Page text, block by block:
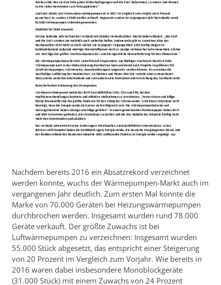
Nachdem bereits 2016 ein Absatzrekord verzeichnet
werden konnte, wuchs der Wärmepumpen-Markt auch im
vergangenen Jahr deutlich. Zum ersten Mal konnte die
Marke von 70.000 Geräten bei Heizungswärmepumpen
durchbrochen werden. Insgesamt wurden rund 78.000
Geräte verkauft. Der größte Zuwachs ist bei
Luftwärmepumpen zu verzeichnen: Insgesamt wurden
55.000 Stück abgesetzt, das entspricht einer Steigerung
von 20 Prozent im Vergleich zum Vorjahr. Wie bereits in
2016 waren dabei insbesondere Monoblockgeräte
(31.000 Stück) mit einem Zuwachs von 24 Prozent